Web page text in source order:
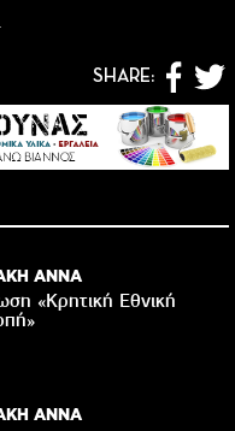
SHARE:
ΑΝΝΑ
«Κρητική Εθνική
ΑΝΝΑ